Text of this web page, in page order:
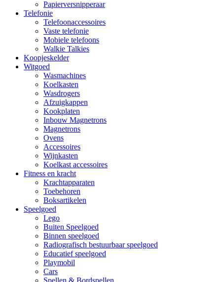
Papierversnipperaar
Telefonie
Telefoonaccessoires
Vaste telefonie
Mobiele telefoons
Walkie Talkies
Koopjeskelder
Witgoed
Wasmachines
Koelkasten
Wasdrogers
Afzuigkappen
Kookplaten
Inbouw Magnetrons
Magnetrons
Ovens
Accessoires
Wijnkasten
Koelkast accessoires
Fitness en kracht
Krachtapparaten
Toebehoren
Boksartikelen
Speelgoed
Lego
Buiten Speelgoed
Binnen speelgoed
Radiografisch bestuurbaar speelgoed
Educatief speelgoed
Playmobil
Cars
Spellen & Bordspellen